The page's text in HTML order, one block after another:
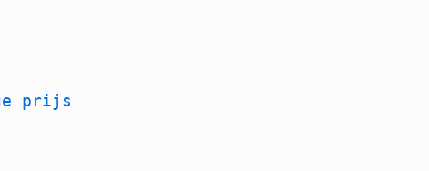
prijs